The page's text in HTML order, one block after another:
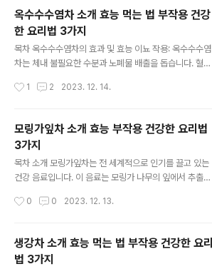
부작용 및 주의사항 카페인 함량: 자스민차에는 카페인이
포함되어 있어 불면증이나 불안을 경험하는 사람들은 주의
해야 합니다. 임산부 및 수유부: 임산부나 수유 중인 여성은
카페인 섭취에 주의해야 합니다. 특정 약물과의 상호작용:
특정 약물과 함께 섭취할 경우 부작용이 발생할 수 있으므
효과: 자스민의 향은 자연스럽게 신경을 안정시키는 효과
옥수수수염차 소개 효능 먹는 법 부작용 건강
한 요리법 3가지
목차 옥수수수염차의 효과 및 효능 이뇨 작용: 옥수수수염
차는 체내 불필요한 수분과 노폐물 배출을 돕습니다. 혈당
항산화 효과: 세포 손상을 방지하고 노화를 늦추는 데 기여
인해 칼륨 수치가 감소할 수 있으니 주의가 필요합니다. 임
산부 및 수유부: 임산부와 수유부는 섭취 전 전문가와 상담
해야 합니다. 과다 섭취: 과다 섭취는 오히려 부작용을 초래
할 수 있으므로 적당량을 유지해야 합니다. 추천 이유 자연
치유력 강화: 자연성분이 강한 옥수수수염은 건강한 생활
에서 쉽게 준비할 수 있어 편리합니다. 적절한 분량 일일 권
1 2 2023. 12. 14.
모링가잎차 소개 효능 부작용 건강한 요리법
3가지
목차 소개 모링가잎차는 전 세계적으로 인기를 끌고 있는
건강 음료입니다. 이 음료는 모링가 나무의 잎에서 추출한
습니다. 건강에 뛰어난 효능을 가진 모링가잎차 모링가잎
의 이점을 제공합니다. 이는 면역력 증진, 염증 감소, 혈당
조절에 효과적입니다. 또한, 항산화 성분이 풍부하여 세포
보호와 노화 방지에 기여할 수 있습니다. 알아야 할 부작용
0 0 2023. 12. 13.
생강차 소개 효능 먹는 법 부작용 건강한 요리
법 3가지